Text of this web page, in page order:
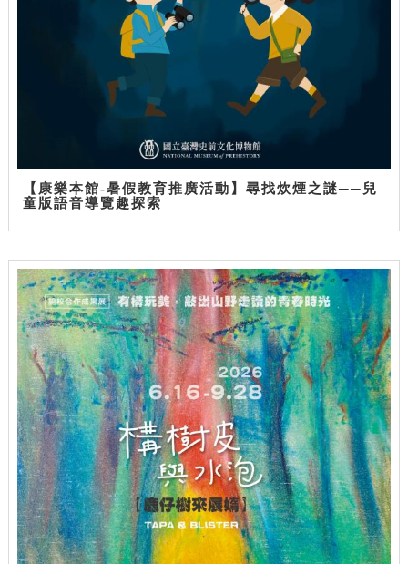
【康樂本館-暑假教育推廣活動】尋找炊煙之謎──兒
童版語音導覽趣探索